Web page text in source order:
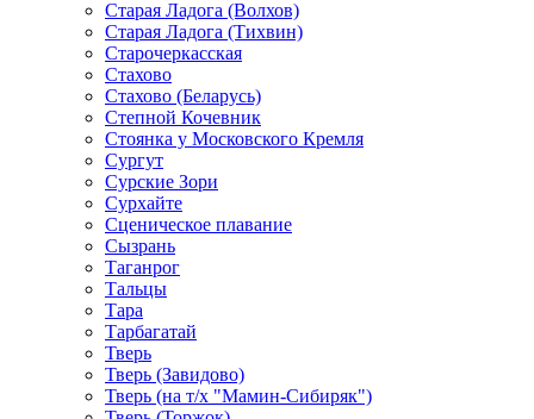
Старая Ладога (Волхов)
Старая Ладога (Тихвин)
Старочеркасская
Стахово
Стахово (Беларусь)
Степной Кочевник
Стоянка у Московского Кремля
Сургут
Сурские Зори
Сурхайте
Сценическое плавание
Сызрань
Таганрог
Тальцы
Тара
Тарбагатай
Тверь
Тверь (Завидово)
Тверь (на т/х "Мамин-Сибиряк")